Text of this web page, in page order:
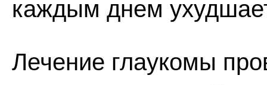
каждым днем
Лечение глаукомы